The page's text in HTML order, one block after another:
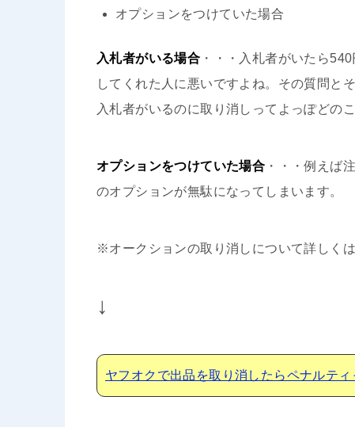
オプションをつけていた場合
入札者がいる場合 ・・・入札者がいたら
してくれた人に悪いですよね。その質問と
入札者がいるのに取り消しってよっぽどの
オプションをつけていた場合 ・・・例えば
のオプションが無駄になってしまいます。
※オークションの取り消しについて詳しく
↓
ヤフオクで出品を取り消したらペナルテ